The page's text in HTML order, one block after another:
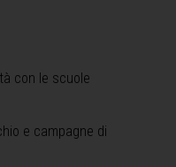
con le scuole
e campagne di